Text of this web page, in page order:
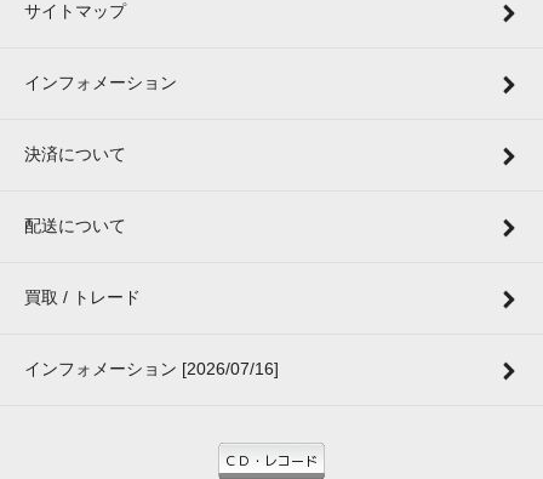
サイトマップ
インフォメーション
決済について
配送について
買取 / トレード
インフォメーション [2026/07/16]